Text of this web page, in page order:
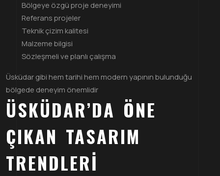
Bölgeye özgü proje deneyimi
Referans projeler
Teknik çizim kalitesi
Malzeme bilgisi
Sözleşmeli ve planlı çalışma
Üsküdar gibi hem tarihi hem modern yapının bulunduğu
bölgede deneyim önemlidir
ÜSKÜDAR’DA ÖNE
ÇIKAN TASARIM
TRENDLERI